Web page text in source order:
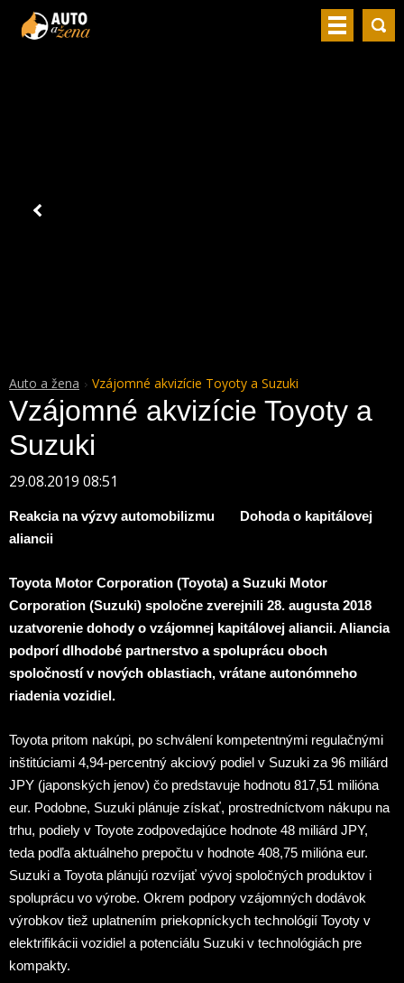
Auto a žena Vzájomné akvizície Toyoty a Suzuki
Vzájomné akvizície Toyoty a
Suzuki
29.08.2019 08:51
Reakcia na výzvy automobilizmu Dohoda o kapitálovej
aliancii
Toyota Motor Corporation (Toyota) a Suzuki Motor
Corporation (Suzuki) spoločne zverejnili 28. augusta 2018
uzatvorenie dohody o vzájomnej kapitálovej aliancii. Aliancia
podporí dlhodobé partnerstvo a spoluprácu oboch
spoločností v nových oblastiach, vrátane autonómneho
riadenia vozidiel.
Toyota pritom nakúpi, po schválení kompetentnými regulačnými
inštitúciami 4,94-percentný akciový podiel v Suzuki za 96 miliárd
JPY (japonských jenov) čo predstavuje hodnotu 817,51 milióna
eur. Podobne, Suzuki plánuje získať, prostredníctvom nákupu na
trhu, podiely v Toyote zodpovedajúce hodnote 48 miliárd JPY,
teda podľa aktuálneho prepočtu v hodnote 408,75 milióna eur.
Suzuki a Toyota plánujú rozvíjať vývoj spoločných produktov i
spoluprácu vo výrobe. Okrem podpory vzájomných dodávok
výrobkov tiež uplatnením priekopníckych technológií Toyoty v
elektrifikácii vozidiel a potenciálu Suzuki v technológiách pre
kompakty.